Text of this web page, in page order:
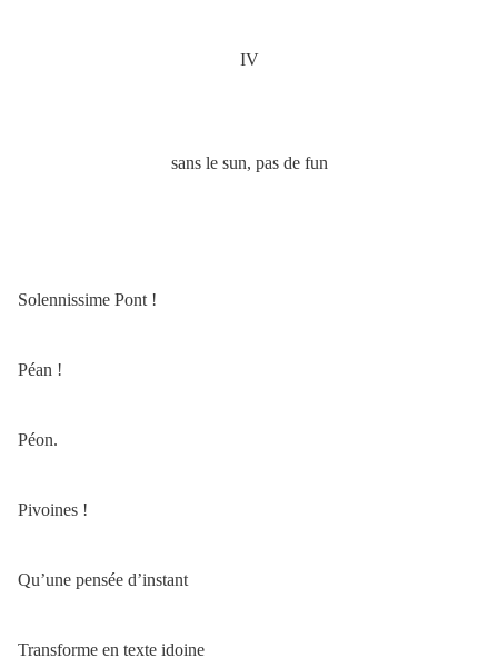
IV
sans le sun, pas de fun
Solennissime Pont !
Péan !
Péon.
Pivoines !
Qu’une pensée d’instant
Transforme en texte idoine